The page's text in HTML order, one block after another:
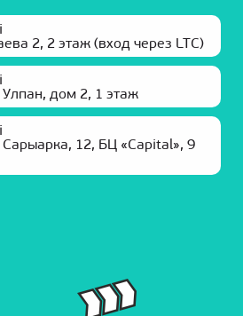
2, 2 этаж (вход через LTC)
Улпан, дом 2, 1 этаж
Сарыарка, 12, БЦ «Capital», 9